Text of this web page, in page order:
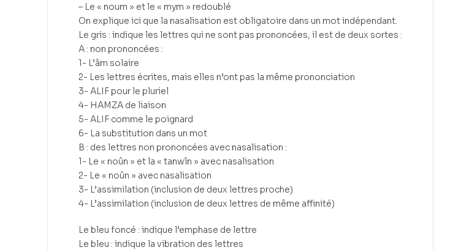
– Le « noum » et le « mym » redoublé
On explique ici que la nasalisation est obligatoire dans un mot indépendant.
Le gris : indique les lettres qui ne sont pas prononcées, il est de deux sortes :
A : non prononcées :
1- L’âm solaire
2- Les lettres écrites, mais elles n’ont pas la même prononciation
3- ALIF pour le pluriel
4- HAMZA de liaison
5- ALIF comme le poignard
6- La substitution dans un mot
B : des lettres non prononcées avec nasalisation :
1- Le « noûn » et la « tanwîn » avec nasalisation
2- Le « noûn » avec nasalisation
3- L’assimilation (inclusion de deux lettres proche)
4- L’assimilation (inclusion de deux lettres de même affinité)
Le bleu foncé : indique l’emphase de lettre
Le bleu : indique la vibration des lettres